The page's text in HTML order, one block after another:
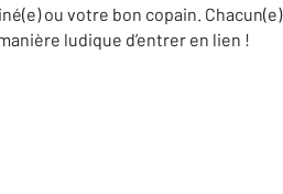
ou votre bon copain. Chacun(e)
ludique d’entrer en lien !